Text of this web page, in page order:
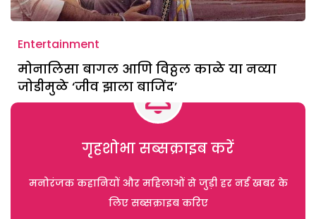
Entertainment
मोनालिसा बागल आणि विठ्ठल काळे या नव्या
जोडीमुळे ‘जीव झाला बाजिंद’
गृहशोभा सब्सक्राइब करें
मनोरंजक कहानियों और महिलाओं से जुड़ी हर नई खबर के
लिए सब्सक्राइब करिए